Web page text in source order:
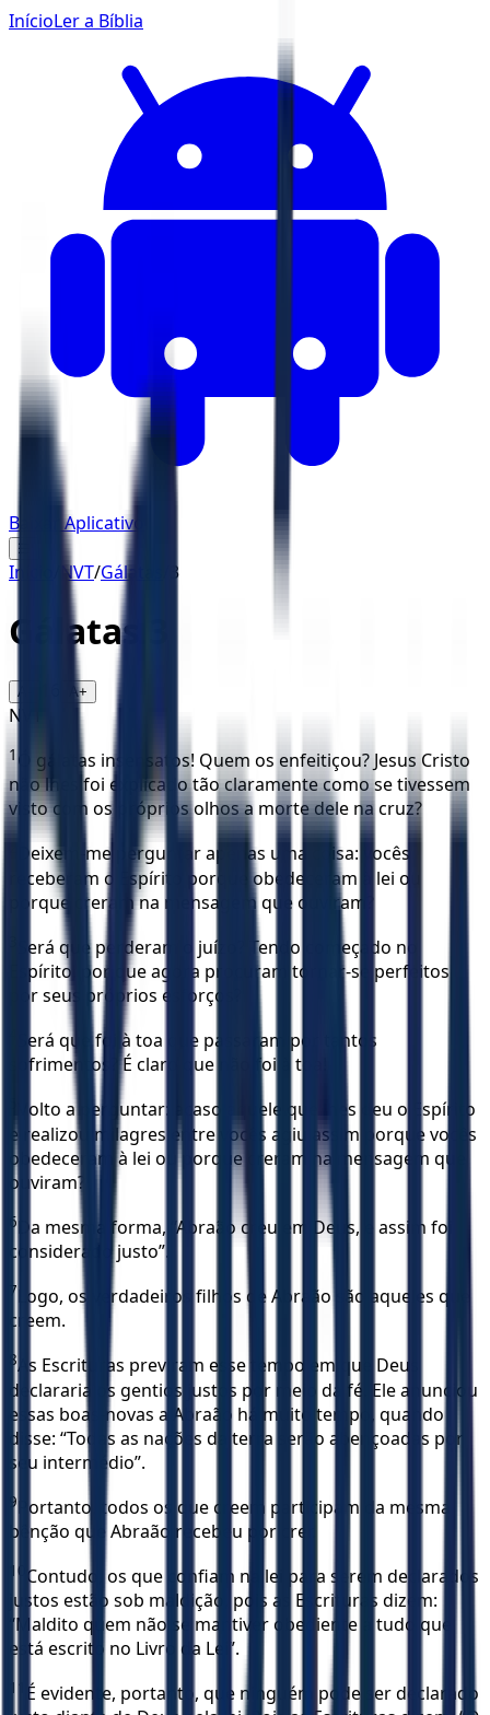
InícioLer a Bíblia
Baixar Aplicativo
☰
Início NVT/Gálatas 3
Gálatas
A- A+
NVT
1 Ó gálatas insensatos! Quem os enfeitiçou? Jesus Cristo
não lhes foi explicado tão claramente como se tivessem
visto com os próprios olhos a morte dele na cruz?
Deixem-me perguntar apenas uma coisa: vocês
receberam o Espírito porque obedeceram à lei ou
porque creram na mensagem que ouviram?
Será que perderam o juízo? Tendo começado no
Espírito, por que agora procuram tornar-se perfeitos
por seus próprios esforços?
Será que foi à toa que passaram por tantos
sofrimentos? É claro que não foi à toa!
Volto a perguntar: acaso aquele que lhes deu o Espírito
e realizou milagres entre vocês agiu assim porque vocês
obedeceram à lei ou porque creram na mensagem que
ouviram?
6
Da mesma forma, “Abraão creu em Deus, e assim foi
considerado justo”.
7
Logo, os verdadeiros filhos de Abraão são aqueles que
creem.
8As Escrituras previram esse tempo em que Deus
declararia os gentios justos por meio da fé. Ele anunciou
essas boas-novas a Abraão há muito tempo, quando
disse: “Todas as nações da terra serão abençoadas por
seu intermédio”.
9
Portanto, todos os que creem participam da mesma
bênção que Abraão recebeu por crer.
10 Contudo, os que confiam na lei para serem declarados
justos estão sob maldição, pois as Escrituras dizem:
“Maldito quem não se mantiver obediente a tudo que
está escrito no Livro da Lei”.
11
É evidente, portanto, que ninguém pode ser declarado